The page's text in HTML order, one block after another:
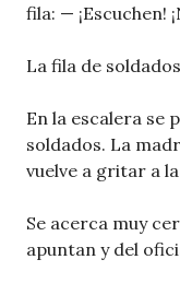
fila: — ¡Escuchen!
La fila de
En la escalera se
soldados. La
vuelve a gritar a
Se acerca muy
apuntan y del